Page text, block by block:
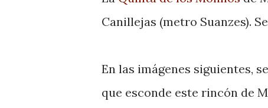
Canillejas (metro Suanzes).
En las imágenes siguientes,
que esconde este rincón de